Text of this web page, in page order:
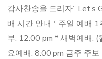
감사찬송을 드리자” Let’s
배 시간 안내 * 주일 예배
부: 12:00 pm * 새벽예배: (
요예배: 8:00 pm 금주 주